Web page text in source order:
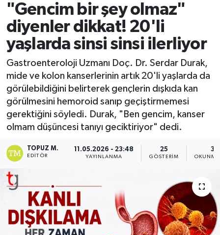
"Gencim bir şey olmaz"
diyenler dikkat! 20'li
yaşlarda sinsi sinsi ilerliyor
Gastroenteroloji Uzmanı Doç. Dr. Serdar Durak,
mide ve kolon kanserlerinin artık 20'li yaşlarda da
görülebildiğini belirterek gençlerin dışkıda kan
görülmesini hemoroid sanıp geçiştirmemesi
gerektiğini söyledi. Durak, "Ben gencim, kanser
olmam düşüncesi tanıyı geciktiriyor" dedi.
TOPUZ M.
EDITÖR
11.05.2026 - 23:48
YAYINLANMA
25
GÖSTERIM
3
SAĞLIK
SPOR
TEKNOLOJİ
TÜRKİYE
Tüm Manşetler
Son Dakika Haberleri
Haber Arşivi